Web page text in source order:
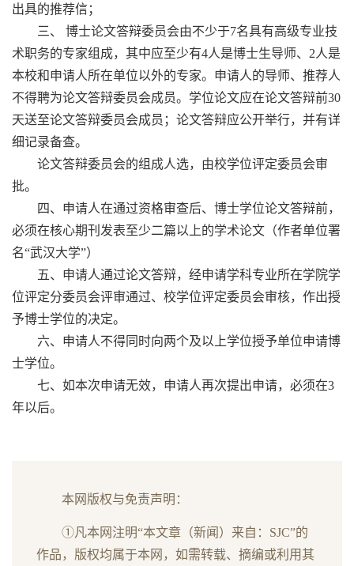
出具的推荐信；
三、 博士论文答辩委员会由不少于7名具有高级专业技
术职务的专家组成，其中应至少有4人是博士生导师、2人是
本校和申请人所在单位以外的专家。申请人的导师、推荐人
不得聘为论文答辩委员会成员。学位论文应在论文答辩前30
天送至论文答辩委员会成员；论文答辩应公开举行，并有详
细记录备查。
论文答辩委员会的组成人选，由校学位评定委员会审
批。
四、申请人在通过资格审查后、博士学位论文答辩前，
必须在核心期刊发表至少二篇以上的学术论文（作者单位署
名“武汉大学”）
五、申请人通过论文答辩，经申请学科专业所在学院学
位评定分委员会评审通过、校学位评定委员会审核，作出授
予博士学位的决定。
六、申请人不得同时向两个及以上学位授予单位申请博
士学位。
七、如本次申请无效，申请人再次提出申请，必须在3
年以后。
本网版权与免责声明：
①凡本网注明“本文章（新闻）来自：SJC”的
作品，版权均属于本网，如需转载、摘编或利用其